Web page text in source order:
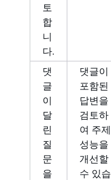
토
합
니
다.
댓
글
이
달
린
질
문
을
댓글이
포함된
답변을
검토하
여 주제
성능을
개선할
수 있습